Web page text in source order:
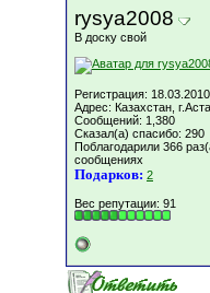
rysya2008
В доску свой
Регистрация: 18.03.2010
Адрес: Казахстан,
Сообщений: 1,380
Сказал(а) спасибо: 290
Поблагодарили 366
сообщениях
Подарков: 2
Вес репутации: 91